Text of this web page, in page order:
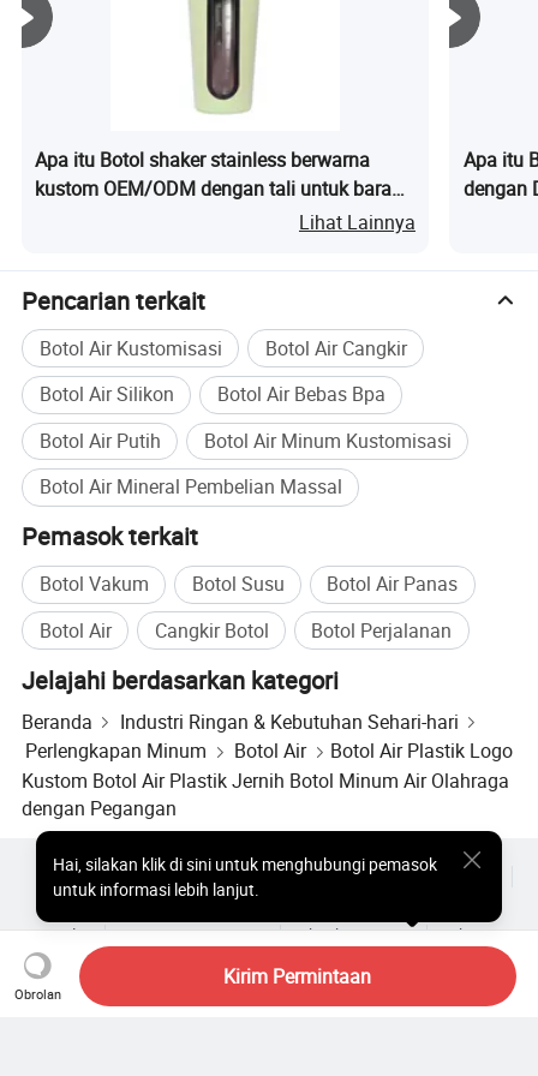
1. Botol air olahraga ini terbuat dari bahan plastik kelas
makanan, retakan yang sangat baik, 100% BPA-bebas,
dan retak yang unggul
dan rusak
tahan, cocok untuk berlari, lintas alam, dan latihan berat di
luar ruangan.
pesanan massal.
Berapa warna yang tersedia?
Kita akan membuat warna dengan sistem pantone, Anda
Kami juga bisa merekomendasikan warna yang populer
jika Anda tidak yakin kode atau warna yang tepat sesuai
Jenis sertifikat apa yang Anda miliki?
berapa jangka waktu pembayaran Anda?
Jangka waktu pembayaran standar kami adalah TT 30%
setelah pemesanan dan 70% untuk copy B/L.
Apa itu Botol shaker stainless berwarna
kustom OEM/ODM dengan tali untuk barang
Lihat Lainnya
Apa itu
dengan
Pencarian terkait
Botol Air Kustomisasi
Botol Air Cangkir
Botol Air Silikon
Botol Air Bebas Bpa
Botol Air Putih
Botol Air Minum Kustomisasi
Botol Air Mineral Pembelian Massal
Pemasok terkait
Botol Vakum Botol Susu
Botol Air Panas
Botol Air
Cangkir Botol Botol Perjalanan
Jelajahi berdasarkan kategori
Beranda
Industri Ringan & Kebutuhan Sehari-hari
Perlengkapan Minum
Botol Air
Botol Air Plastik Logo
Kustom Botol Air Plastik Jernih Botol Minum Air Olahraga
dengan Pegangan
Obrolan
Kirim Permintaan
Hai,silakan klik di sini untuk menghubungi pemasok
untuk informasi lebih lanjut.
Produk Populer Harga Produk Panas
Produk Panas Grosir
Pembeli bintang
Amplop
Perjanjian Pengguna Kebijakan Privasi
Hubungi
Copyright © 2026 Focus Technology Co., Ltd. All Rights Reserved